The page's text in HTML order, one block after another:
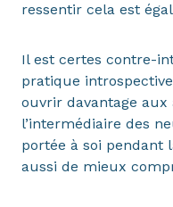
ressentir cela est
Il est certes contre-
pratique
ouvrir davantage
l’intermédiaire des
portée à soi pendant
aussi de mieux